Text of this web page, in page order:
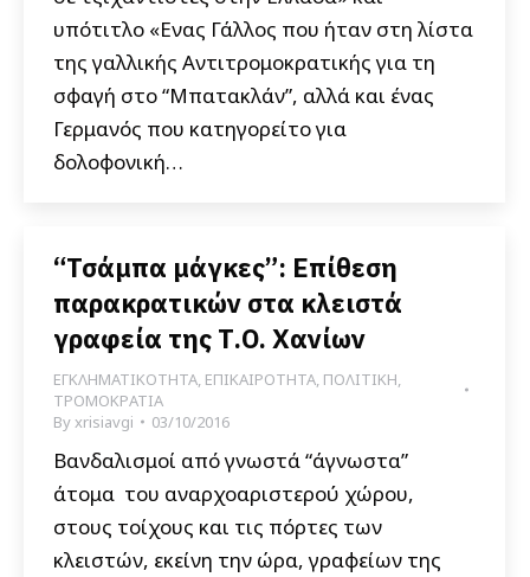
υπότιτλο «Ενας Γάλλος που ήταν στη λίστα
της γαλλικής Αντιτρομοκρατικής για τη
σφαγή στο “Μπατακλάν”, αλλά και ένας
Γερμανός που κατηγορείτο για
δολοφονική…
“Τσάμπα μάγκες”: Επίθεση
παρακρατικών στα κλειστά
γραφεία της Τ.Ο. Χανίων
ΕΓΚΛΗΜΑΤΙΚΟΤΗΤΑ, ΕΠΙΚΑΙΡΟΤΗΤΑ, ΠΟΛΙΤΙΚΗ,
ΤΡΟΜΟΚΡΑΤΙΑ
Byxrisiavgi 03/10/2016
Βανδαλισμοί από γνωστά “άγνωστα”
άτομα του αναρχοαριστερού χώρου,
στους τοίχους και τις πόρτες των
κλειστών, εκείνη την ώρα, γραφείων της